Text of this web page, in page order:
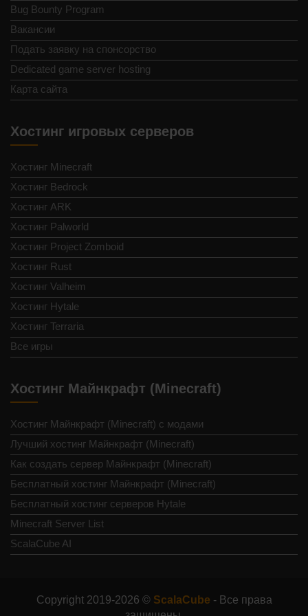
Bug Bounty Program
Вакансии
Подать заявку на спонсорство
Dedicated game server hosting
Карта сайта
Хостинг игровых серверов
Хостинг Minecraft
Хостинг Bedrock
Хостинг ARK
Хостинг Palworld
Хостинг Project Zomboid
Хостинг Rust
Хостинг Valheim
Хостинг Hytale
Хостинг Terraria
Все игры
Хостинг Майнкрафт (Minecraft)
Хостинг Майнкрафт (Minecraft) с модами
Лучший хостинг Майнкрафт (Minecraft)
Как создать сервер Майнкрафт (Minecraft)
Бесплатный хостинг Майнкрафт (Minecraft)
Бесплатный хостинг серверов Hytale
Minecraft Server List
ScalaCube AI
Copyright 2019-2026 © ScalaCube - Все права